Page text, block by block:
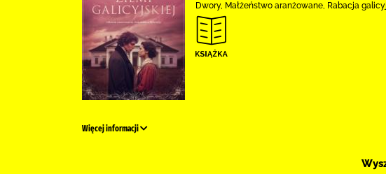
Dwory, Małżeństwo aranżowane, Rabacja
Więcej informacji